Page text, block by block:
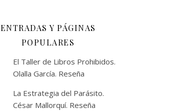
ENTRADAS Y PÁGINAS
POPULARES
El Taller de Libros Prohibidos.
Olalla García. Reseña
La Estrategia del Parásito.
César Mallorquí. Reseña